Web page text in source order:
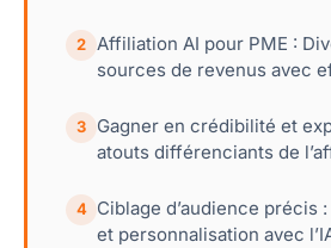
2
Affiliation AI pour PME :
sources de revenus avec
3
Gagner en crédibilité et
atouts différenciants de
4 Ciblage d’audience précis
et personnalisation avec